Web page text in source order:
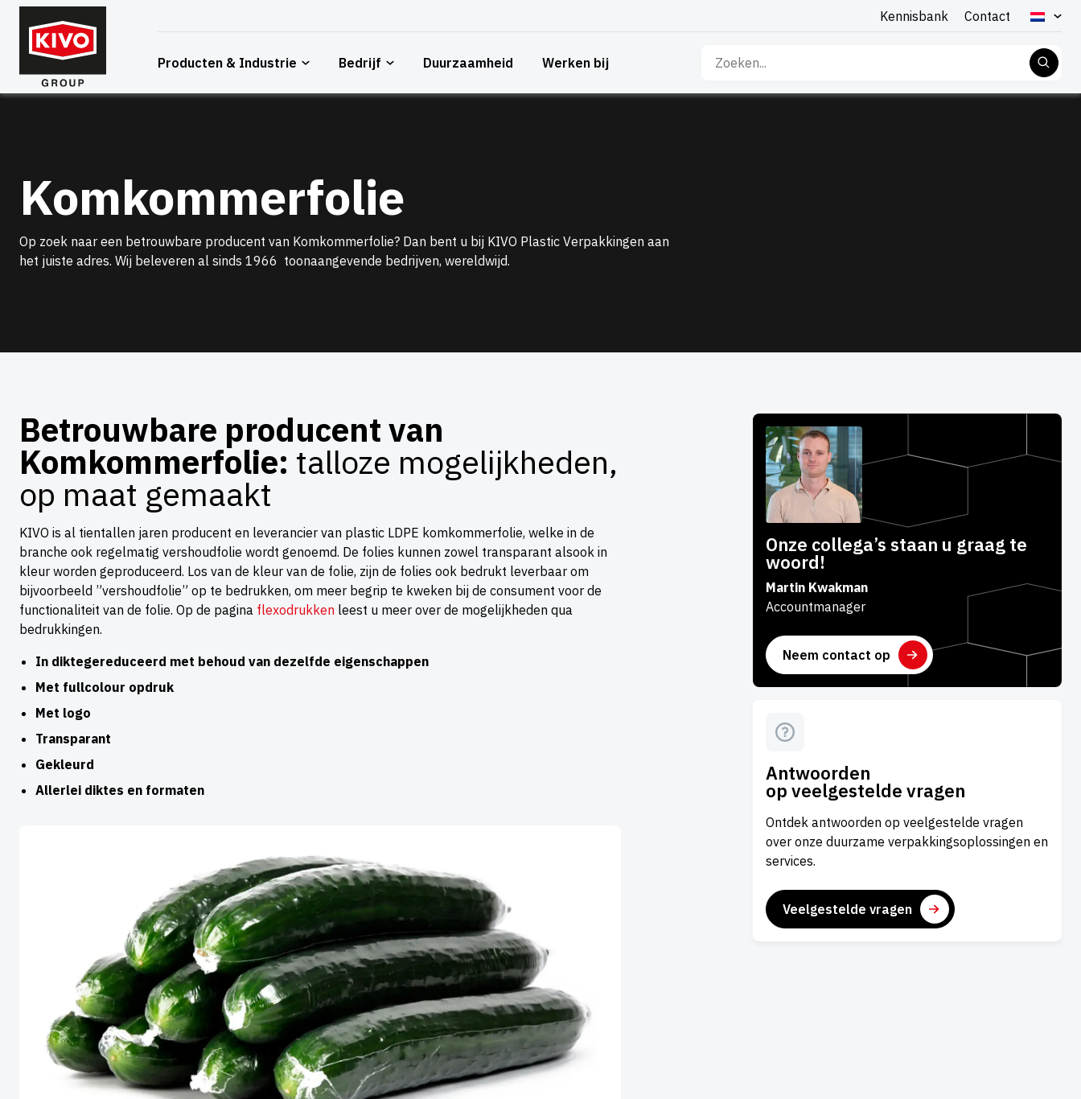
Overslaan
inhoud
Kennisbank Contact
Producten & Industrie Bedrijf Duurzaamheid Werken bij
Zoeken
Komkommerfolie
Op zoek naar een betrouwbare producent van Komkommerfolie? Dan bent u bij KIVO Plastic Verpakkingen aan
het juiste adres. Wij beleveren al sinds 1966 toonaangevende bedrijven, wereldwijd.
Betrouwbare producent van
Komkommerfolie: talloze mogelijkheden,
op maat gemaakt
KIVO is al tientallen jaren producent en leverancier van plastic LDPE komkommerfolie, welke in de
branche ook regelmatig vershoudfolie wordt genoemd. De folies kunnen zowel transparant alsook in
kleur worden geproduceerd. Los van de kleur van de folie, zijn de folies ook bedrukt leverbaar om
bijvoorbeeld ”vershoudfolie” op te bedrukken, om meer begrip te kweken bij de consument voor de
functionaliteit van de folie. Op de pagina flexodrukken leest u meer over de mogelijkheden qua
bedrukkingen.
In diktegereduceerd met behoud van dezelfde eigenschappen
Met fullcolour opdruk
Met logo
Transparant
Gekleurd
Allerlei diktes en formaten
Onze collega’s staan u graag te
woord!
Martin Kwakman
Accountmanager
Neem contact op
Antwoorden
op veelgestelde vragen
Ontdek antwoorden op veelgestelde vragen
over onze duurzame verpakkingsoplossingen en
services.
Veelgestelde vragen